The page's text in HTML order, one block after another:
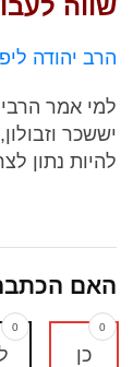
שווה
הרב יהודה
למי אמר
יששכר
להיות נתון
האם
כן
0
0